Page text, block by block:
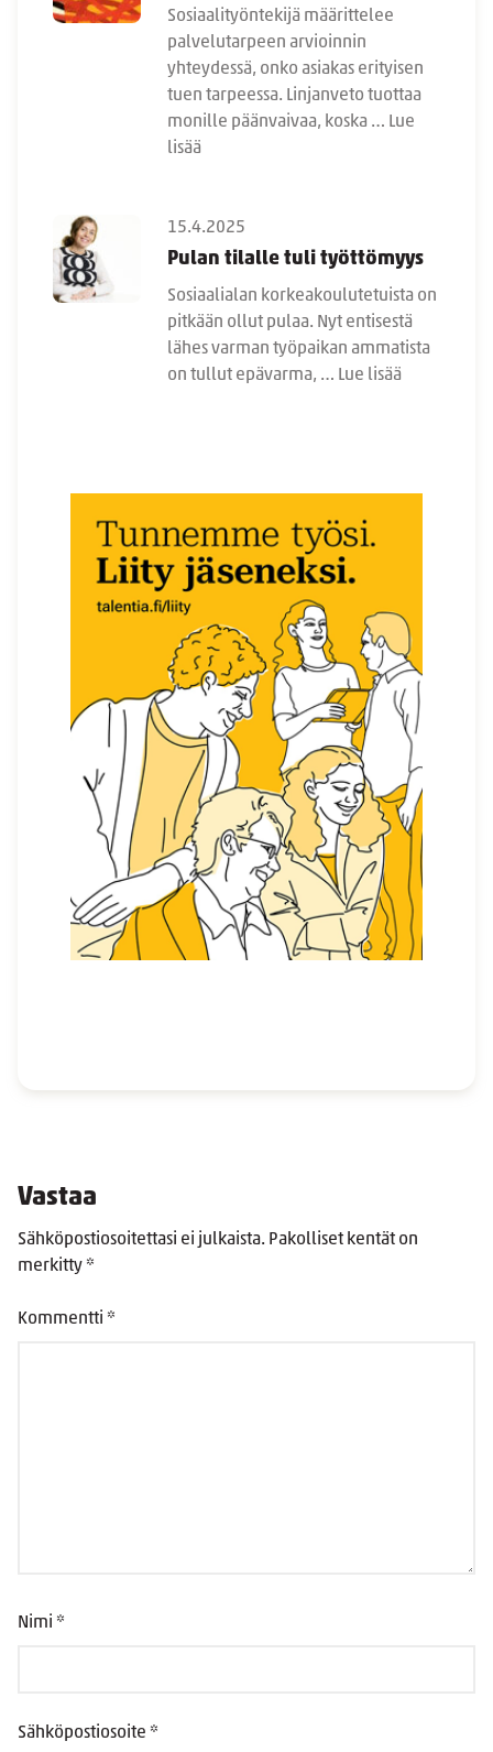
Sosiaalityöntekijä määrittelee
palvelutarpeen arvioinnin
yhteydessä, onko asiakas erityisen
tuen tarpeessa. Linjanveto tuottaa
monille päänvaivaa, koska … Lue
lisää
15.4.2025
Pulan tilalle tuli työttömyys
Sosiaalialan korkeakoulutetuista on
pitkään ollut pulaa. Nyt entisestä
lähes varman työpaikan ammatista
on tullut epävarma, … Lue lisää
Vastaa
Sähköpostiosoitettasi ei julkaista. Pakolliset kentät on
merkitty *
Kommentti *
Nimi *
Sähköpostiosoite *